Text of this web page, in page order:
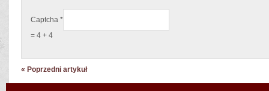
Captcha *
= 4 + 4
« Poprzedni artykuł